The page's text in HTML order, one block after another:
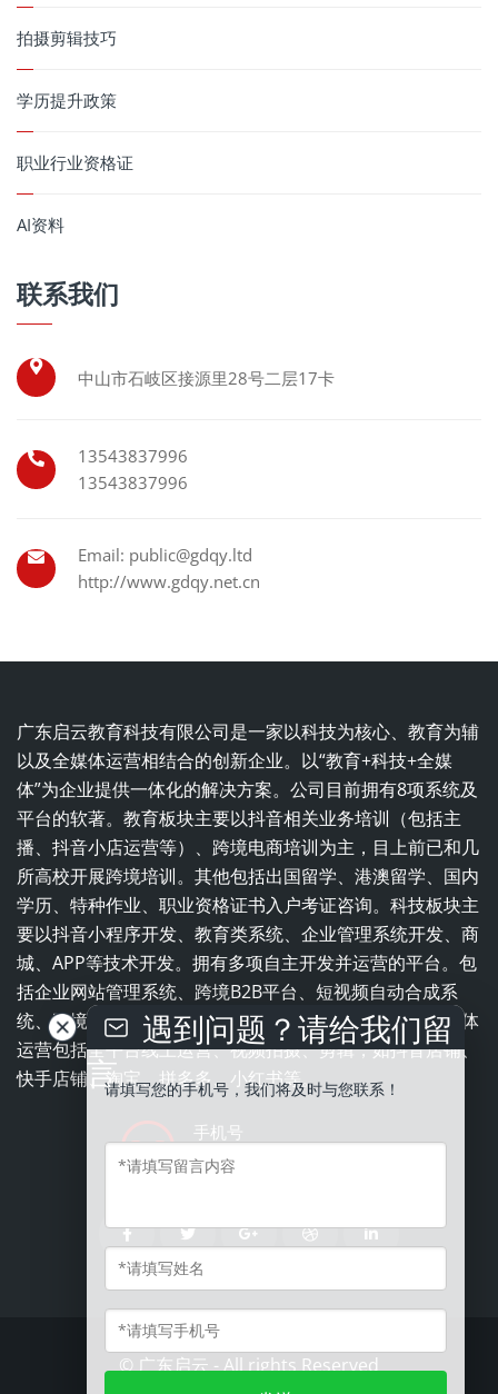
拍摄剪辑技巧
学历提升政策
职业行业资格证
AI资料
联系我们
中山市石岐区接源里28号二层17卡
13543837996
13543837996
Email: public@gdqy.ltd
http://www.gdqy.net.cn
广东启云教育科技有限公司是一家以科技为核心、教育为辅
以及全媒体运营相结合的创新企业。以“教育+科技+全媒
体”为企业提供一体化的解决方案。公司目前拥有8项系统及
平台的软著。教育板块主要以抖音相关业务培训（包括主
播、抖音小店运营等）、跨境电商培训为主，目上前已和几
所高校开展跨境培训。其他包括出国留学、港澳留学、国内
学历、特种作业、职业资格证书入户考证咨询。科技板块主
要以抖音小程序开发、教育类系统、企业管理系统开发、商
城、APP等技术开发。拥有多项自主开发并运营的平台。包
括企业网站管理系统、跨境B2B平台、短视频自动合成系
统、跨境电商平台、职业培训学校一体化管理系统。全媒体
运营包括全平台线上运营、视频拍摄、剪辑，如抖音店铺、
快手店铺、淘宝、拼多多、小红书等。
手机号
13543837996
©广东启云- All rights Reserved
遇到问题？请给我们留
言请填写您的手机号，我们将及时与您联系！